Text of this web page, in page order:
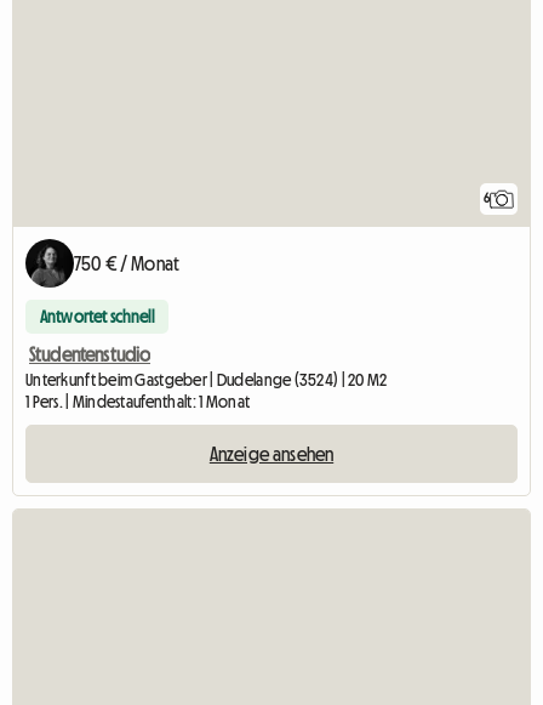
6
750 € / Monat
Antwortet schnell
Studentenstudio
Unterkunft beim Gastgeber | Dudelange (3524) | 20 M2
1 Pers. | Mindestaufenthalt: 1 Monat
Anzeige ansehen